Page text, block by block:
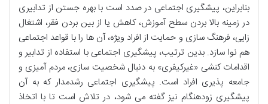
بنابراین، پیشگیری اجتماعی در صدد است با بهره جستن از تدابیری
در زمینه بالا بردن سطح آموزش، کاهش یا از بین بردن فقر، اشتغال
زایی، فرهنگ سازی و حمایت از افراد ویژه، آن ها را با قواعد اجتماعی
هم نوا سازد. بدین ترتیب، پیشگیری اجتماعی با استفاده از تدابیر و
اقدامات کنشی «غیرکیفری» به دنبال شخصیت سازی، مردم آمیزی و
جامعه پذیری افراد است. پیشگیری اجتماعی رشدمدار که به آن
پیشگیری زودهنگام نیز گفته می شود، در تلاش است تا با اتخاذ